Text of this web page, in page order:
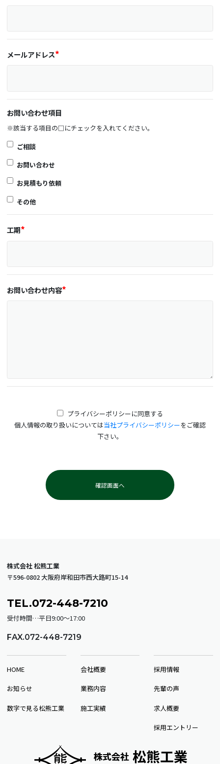
メールアドレス
お問い合わせ項目
※該当する項目の□にチェックを入れてください。
ご相談
お問い合わせ
お見積もり依頼
その他
工期
お問い合わせ内容
プライバシーポリシーに同意する
個人情報の取り扱いについては当社プライバシーポリシーをご確認
下さい。
株式会社 松熊工業
〒596-0802 大阪府岸和田市西大路町15-14
TEL.072-448-7210
受付時間…平日9:00～17:00
FAX.072-448-7219
HOME
お知らせ
数字で見る松熊工業
会社概要
業務内容
施工実績
採用情報
先輩の声
求人概要
採用エントリー